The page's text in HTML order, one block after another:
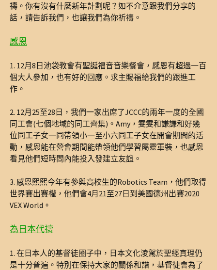
禱。你有沒有什麼新年計劃呢？如不介意跟我們分享的
話，請告訴我們，也讓我們為你祈禱。
感恩
1. 12月8日池袋教會有聖誕福音音樂餐會，感恩有超過一百
個大人參加，也有好的回應。求主賜福給我們的跟進工
作。
2. 12月25至28日，我們一家出席了JCCC的兩年一度的全國
同工會(七個地域的同工齊集)。Amy，雯雯和謙謙和好幾
位同工子女一同帶領小一至小六同工子女在開會期間的活
動，感恩能在營會期間能帶領他們學習屬靈軍裝，也感恩
看見他們短時間內能投入發建立友誼。
3. 感恩熙熙今年有參與高校生的Robotics Team，他們取得
世界賽出賽權，他們會4月21至27日到美國德州出賽2020
VEX World。
為日本代禱
1. 在日本人的基督徒圈子中，日本文化淩駕於聖經真理仍
是十分普遍。特別在保持大家的關係和諧，基督徒會為了